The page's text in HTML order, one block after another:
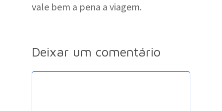
vale bem a pena a viagem.
Deixar um comentário